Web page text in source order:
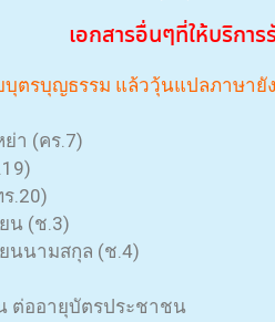
เอกสารอื่นๆที่ให้บริการ
ตรบุญธรรม แล้ววุ้นแปลภาษายั
า (คร.7)
.20)
น (ช.3)
นนามสกุล (ช.4)
ต่ออายุบัตรประชาชน